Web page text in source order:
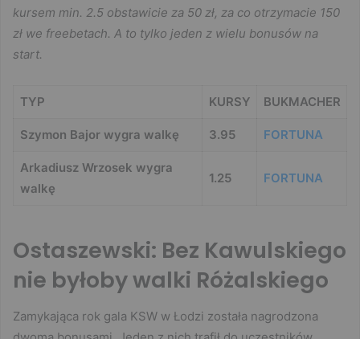
kursem min. 2.5 obstawicie za 50 zł, za co otrzymacie 150
zł we freebetach. A to tylko jeden z wielu bonusów na
start.
TYP KURSY BUKMACHER
Szymon Bajor wygra walkę 3.95 FORTUNA
Arkadiusz Wrzosek wygra
walkę
1.25 FORTUNA
Ostaszewski: Bez Kawulskiego
nie byłoby walki Różalskiego
Zamykająca rok gala KSW w Łodzi została nagrodzona